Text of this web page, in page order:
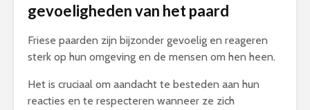
gevoeligheden van het paard
Friese paarden zijn bijzonder gevoelig en reageren
sterk op hun omgeving en de mensen om hen heen.
Het is cruciaal om aandacht te besteden aan hun
reacties en te respecteren wanneer ze zich